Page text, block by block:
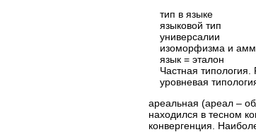
тип в языке
языковой тип
универсалии
изоморфизма и
язык = эталон
Частная типология.
уровневая
ареальная (ареал –
находился в тесном
конвергенция.